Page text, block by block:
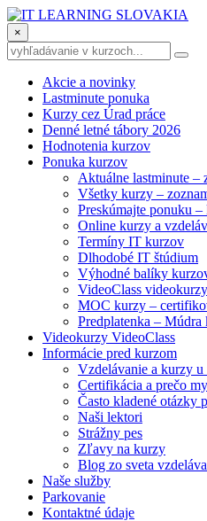
×
Akcie a novinky
Lastminute ponuka
Kurzy cez Úrad práce
Denné letné tábory 2026
Hodnotenia kurzov
Ponuka kurzov
Aktuálne lastminute –
Všetky kurzy –
Preskúmajte ponuku –
Online kurzy a
Termíny IT kurzov
Dlhodobé IT štúdium
Výhodné balíky
VideoClass videokurzy
MOC kurzy –
Predplatenka – Múdra
Videokurzy VideoClass
Informácie pred kurzom
Vzdelávanie a kurzy u
Certifikácia a prečo my
Často kladené otázky
Naši lektori
Strážny pes
Zľavy na kurzy
Blog zo sveta
Naše služby
Parkovanie
Kontaktné údaje